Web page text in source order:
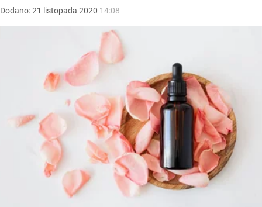
Dodano:21 listopada 2020 14:08